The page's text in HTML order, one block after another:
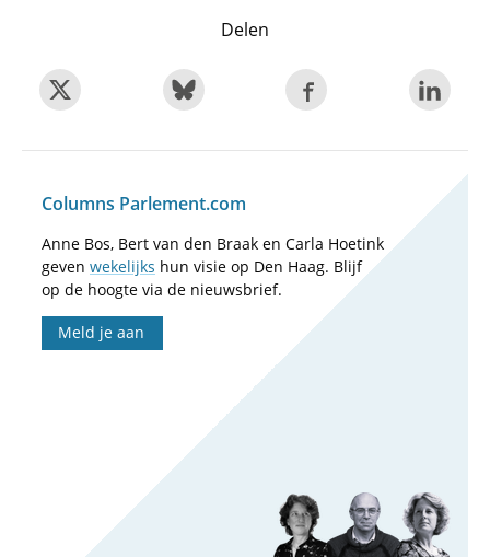
Delen
Columns Parlement.com
Anne Bos, Bert van den Braak en Carla Hoetink
geven wekelijks hun visie op Den Haag. Blijf
op de hoogte via de nieuwsbrief.
Meld je aan